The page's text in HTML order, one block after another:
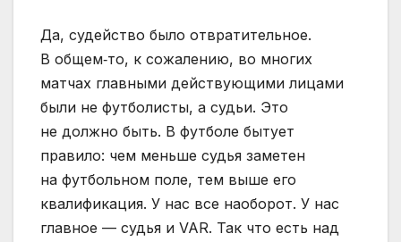
Да, судейство было отвратительное.
В общем‑то, к сожалению, во многих
матчах главными действующими лицами
были не футболисты, а судьи. Это
не должно быть. В футболе бытует
правило: чем меньше судья заметен
на футбольном поле, тем выше его
квалификация. У нас все наоборот. У нас
главное — судья и VAR. Так что есть над